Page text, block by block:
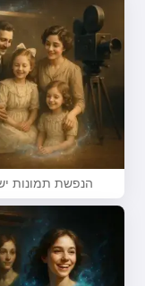
הנפשת תמונות